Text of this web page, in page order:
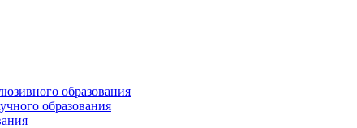
образования
образования